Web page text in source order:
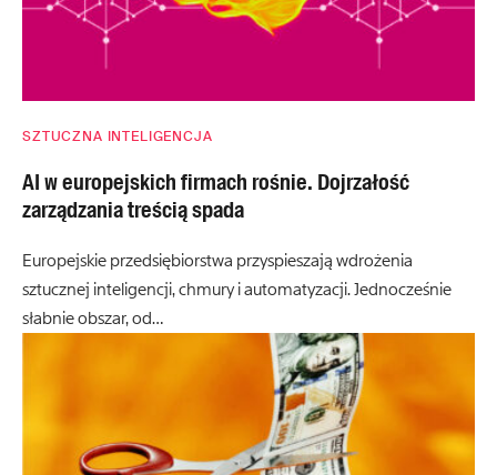
SZTUCZNA INTELIGENCJA
AI w europejskich firmach rośnie. Dojrzałość
zarządzania treścią spada
Europejskie przedsiębiorstwa przyspieszają wdrożenia
sztucznej inteligencji, chmury i automatyzacji. Jednocześnie
słabnie obszar, od…